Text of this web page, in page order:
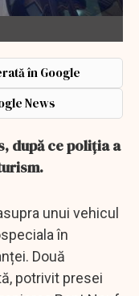
în Google
News
după ce poliţia a
unui vehicul
în
Două
potrivit presei